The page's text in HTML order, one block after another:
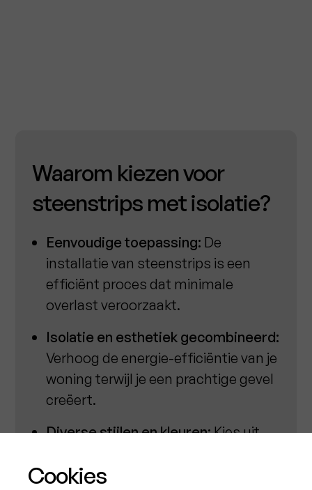
Waarom kiezen voor
steenstrips met isolatie?
Eenvoudige toepassing: De
installatie van steenstrips is een
efficiënt proces dat minimale
overlast veroorzaakt.
Isolatie en esthetiek gecombineerd:
Verhoog de energie-efficiëntie van je
woning terwijl je een prachtige gevel
creëert.
Diverse stijlen en kleuren:Kies uit
texturen om de gewenste sfeer te
Cookies